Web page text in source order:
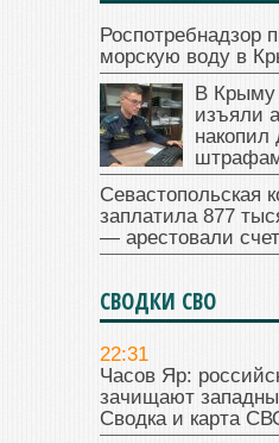
Роспотребнадзор
морскую воду в
В Крыму
изъяли
накопил
Севастопольская
заплатила 877
— арестовали
СВОДКИ СВО
22:31
Часов Яр:
зачищают
Сводка и карта